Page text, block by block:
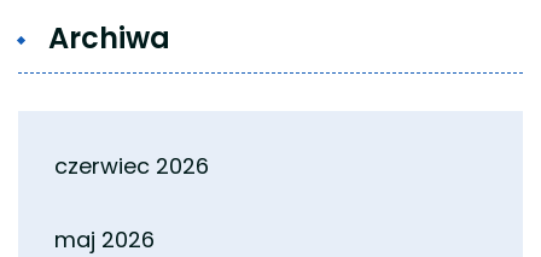
Archiwa
czerwiec 2026
maj 2026